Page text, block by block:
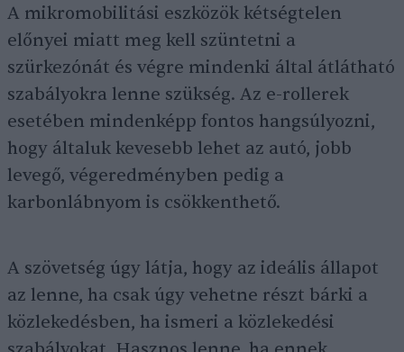
A mikromobilitási eszközök kétségtelen
előnyei miatt meg kell szüntetni a
szürkezónát és végre mindenki által átlátható
szabályokra lenne szükség. Az e-rollerek
esetében mindenképp fontos hangsúlyozni,
hogy általuk kevesebb lehet az autó, jobb
levegő, végeredményben pedig a
karbonlábnyom is csökkenthető.
A szövetség úgy látja, hogy az ideális állapot
az lenne, ha csak úgy vehetne részt bárki a
közlekedésben, ha ismeri a közlekedési